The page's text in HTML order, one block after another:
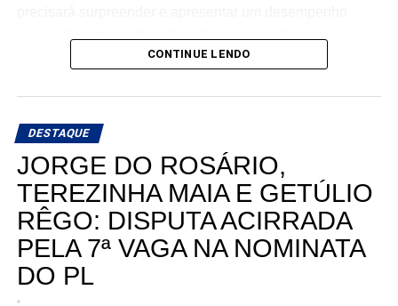
Teoricamente, Kleber Rodrigues e Cinthia, esposa de
Allyson Bezerra, pré-candidato ao Governo do Estado,
votação dentro da nominata.
Com cinco cadeiras consideradas viáveis e uma sexta
dependendo de um desempenho acima do esperado, a
briga interna do União Progressista promete ser uma das
mais interessantes da eleição para a Assembleia
Legislativa em 2026.
CONTINUE LENDO
DESTAQUE
JORGE DO ROSÁRIO,
TEREZINHA MAIA E GETÚLIO
RÊGO: DISPUTA ACIRRADA
PELA 7ª VAGA NA NOMINATA
DO PL